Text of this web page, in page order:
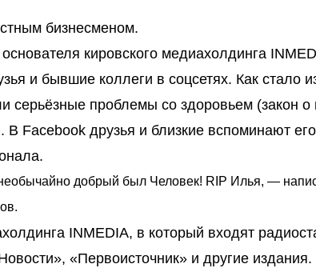
бизнесменом.
кировского медиахолдинга
и бывшие коллеги в соцсетях. Как стало
серьёзные проблемы со здоровьем (закон о
В Facebook друзья и близкие вспоминают
добрый был Человек! RIP Илья, —
INMEDIA, в который входят
«Первоисточник» и другие издания.